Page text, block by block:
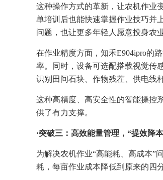
这种操作方式的革新，让农机作业
单培训后也能快速掌握作业技巧并
问题，也让更多年轻人愿意投身农
在作业精度方面，知禾E904ipro的
率。同时，设备可选配搭载视觉传
识别田间石块、作物残茬、供电线
这种高精度、高安全性的智能操控
供了有力支撑。
·突破三：高效能量管理，“提效降
为解决农机作业“高能耗、高成本”
耗，每亩作业成本降低到原来的四